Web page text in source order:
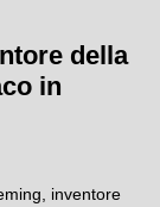
della
in
inventore